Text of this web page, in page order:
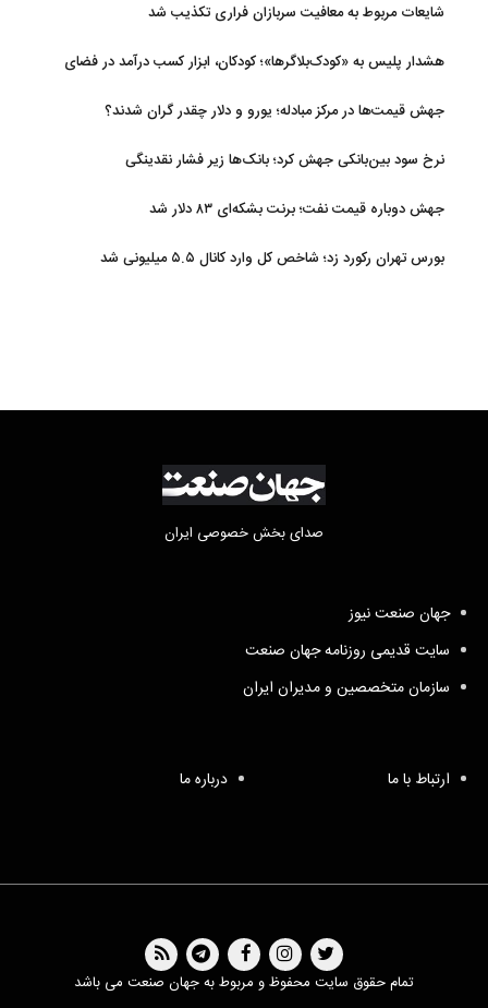
شایعات مربوط به معافیت سربازان فراری تکذیب شد
هشدار پلیس به «کودک‌بلاگرها»؛ کودکان، ابزار کسب درآمد در فضای
جهش قیمت‌ها در مرکز مبادله؛ یورو و دلار چقدر گران شدند؟
نرخ سود بین‌بانکی جهش کرد؛ بانک‌ها زیر فشار نقدینگی
جهش دوباره قیمت نفت؛ برنت بشکه‌ای ۸۳ دلار شد
بورس تهران رکورد زد؛ شاخص کل وارد کانال ۵.۵ میلیونی شد
صدای بخش خصوصی ایران
جهان صنعت نیوز
سایت قدیمی روزنامه جهان صنعت
سازمان متخصصین و مدیران ایران
ارتباط با ما درباره ما
تمام حقوق سایت محفوظ و مربوط به جهان صنعت می باشد